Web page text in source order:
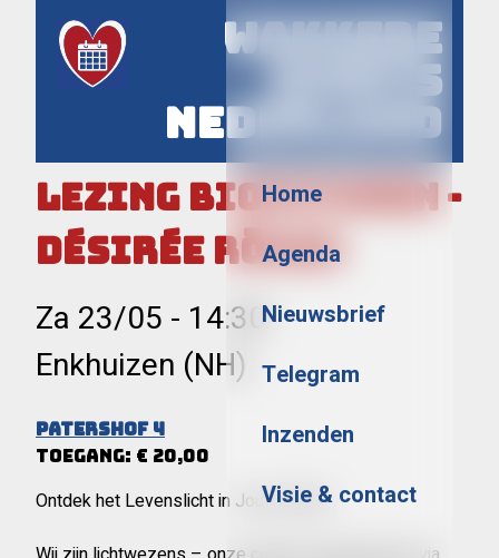
Wakkere
Events
Nederland
Menu
Home
Agenda
Nieuwsbrief
Telegram
Inzenden
Visie & contact
Lezing Biofotonen -
Désirée Röver
Za 23/05 - 14:30
Enkhuizen (NH)
Patershof 4
Toegang: € 20,00
Ontdek het Levenslicht in Jouw Cellen